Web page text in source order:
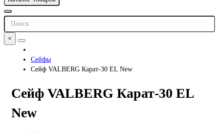
×
Сейфы
Сейф VALBERG Карат-30 EL New
Сейф VALBERG Карат-30 EL
New